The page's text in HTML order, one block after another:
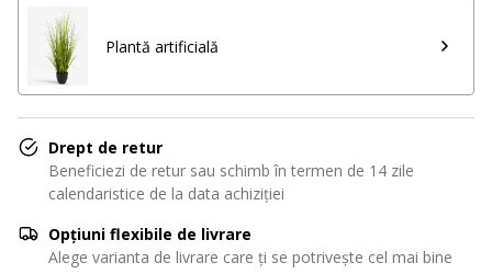
Plantă artificială
Drept de retur
Beneficiezi de retur sau schimb în termen de 14 zile
calendaristice de la data achiziției
Opțiuni flexibile de livrare
Alege varianta de livrare care ți se potrivește cel mai bine